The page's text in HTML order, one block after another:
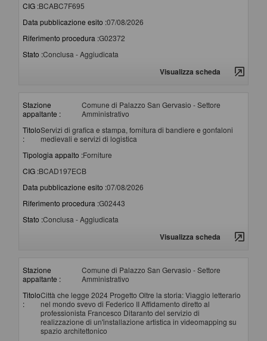
CIG :BCABC7F695
Data pubblicazione esito :07/08/2026
Riferimento procedura :G02372
Stato :Conclusa - Aggiudicata
Visualizza scheda
Stazione
appaltante :
Comune di Palazzo San Gervasio - Settore
Amministrativo
Titolo
:
Servizi di grafica e stampa, fornitura di bandiere e gonfaloni
medievali e servizi di logistica
Tipologia appalto :Forniture
CIG :BCAD197ECB
Data pubblicazione esito :07/08/2026
Riferimento procedura :G02443
Stato :Conclusa - Aggiudicata
Visualizza scheda
Stazione
appaltante :
Comune di Palazzo San Gervasio - Settore
Amministrativo
Titolo
:
Città che legge 2024 Progetto Oltre la storia: Viaggio letterario
nel mondo svevo di Federico II Affidamento diretto al
professionista Francesco Ditaranto del servizio di
realizzazione di un'installazione artistica in videomapping su
spazio architettonico